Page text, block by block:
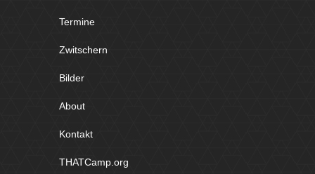
Termine
Zwitschern
Bilder
About
Kontakt
THATCamp.org